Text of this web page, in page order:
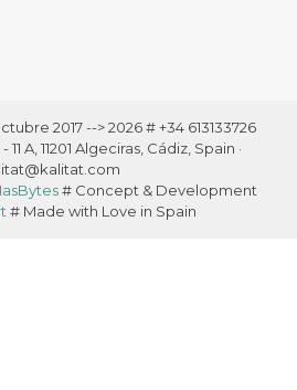
2017 --> 2026 # +34 613133726
A, 11201 Algeciras, Cádiz, Spain ·
# Concept & Development
# Made with Love in Spain